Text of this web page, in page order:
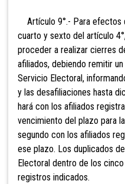
Artículo 9°.- Para efectos
cuarto y sexto del artículo
proceder a realizar cierres
afiliados, debiendo remitir
Servicio Electoral,
y las desafiliaciones hasta
hará con los afiliados
vencimiento del plazo para
segundo con los afiliados
ese plazo. Los duplicados
Electoral dentro de los
registros indicados.